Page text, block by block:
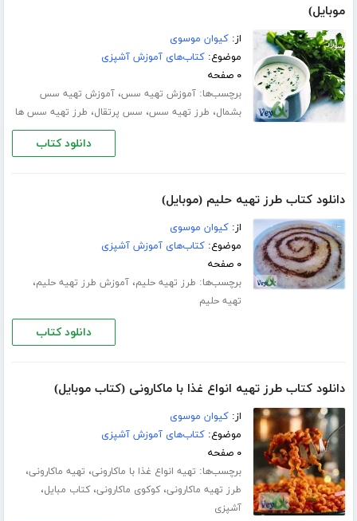
موبایل)
از:کیوان موسوی
موضوع:کتاب‌های آموزش آشپزی
۰ صفحه
برچسب‌ها:آموزش تهیه سس،آموزش تهیه سس
بشمال، طرز تهیه سس، سس پرتقال، طرز تهیه سس ها
دانلود کتاب
دانلود کتاب طرز تهیه حلیم (موبایل)
از:کیوان موسوی
موضوع:کتاب‌های آموزش آشپزی
۰ صفحه
برچسب‌ها: طرز تهیه حلیم،آموزش طرز تهیه حلیم،
تهیه حلیم
دانلود کتاب
دانلود کتاب طرز تهیه انواع غذا با ماکارونی (کتاب موبایل)
از:کیوان موسوی
موضوع:کتاب‌های آموزش آشپزی
۰ صفحه
برچسب‌ها: تهیه انواع غذا با ماکارونی، تهیه ماکارونی،
طرز تهیه ماکارونی،کوکوی ماکارونی،کتاب مبایل،
آشپزی